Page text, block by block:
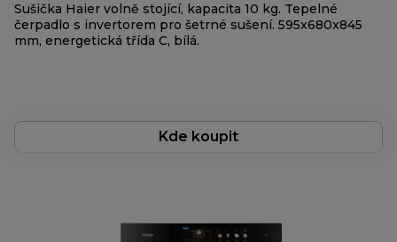
Sušička Haier volně stojící, kapacita 10 kg. Tepelné
čerpadlo s invertorem pro šetrné sušení. 595x680x845
mm, energetická třída C, bílá.
Kde koupit